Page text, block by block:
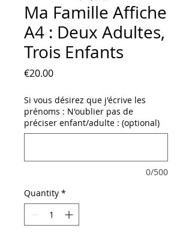
Ma Famille Affiche
A4 : Deux Adultes,
Trois Enfants
€20.00Price
Si vous désirez que j'écrive les
prénoms : N'oublier pas de
préciser enfant/adulte : (optional)
0/500
Quantity *